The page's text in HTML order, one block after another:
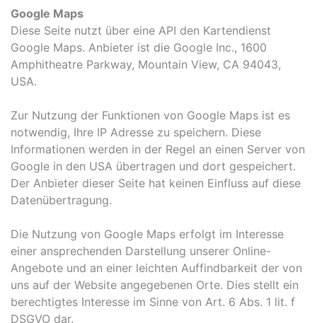
Google Maps
Diese Seite nutzt über eine API den Kartendienst
Google Maps. Anbieter ist die Google Inc., 1600
Amphitheatre Parkway, Mountain View, CA 94043,
USA.
Zur Nutzung der Funktionen von Google Maps ist es
notwendig, Ihre IP Adresse zu speichern. Diese
Informationen werden in der Regel an einen Server von
Google in den USA übertragen und dort gespeichert.
Der Anbieter dieser Seite hat keinen Einfluss auf diese
Datenübertragung.
Die Nutzung von Google Maps erfolgt im Interesse
einer ansprechenden Darstellung unserer Online-
Angebote und an einer leichten Auffindbarkeit der von
uns auf der Website angegebenen Orte. Dies stellt ein
berechtigtes Interesse im Sinne von Art. 6 Abs. 1 lit. f
DSGVO dar.